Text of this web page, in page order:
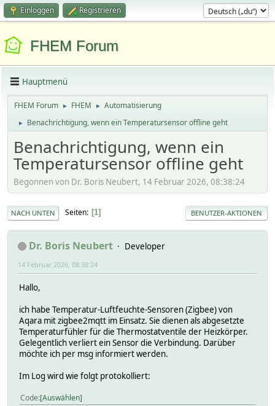
Einloggen Registrieren
FHEM Forum
Hauptmenü
FHEM Forum ► FHEM ► Automatisierung
► Benachrichtigung, wenn ein Temperatursensor offline geht
Benachrichtigung, wenn ein
Temperatursensor offline geht
Begonnen von Dr. Boris Neubert, 14 Februar 2026, 08:38:24
NACH UNTEN Seiten 1 BENUTZER-AKTIONEN
Dr. Boris Neubert Developer
14 Februar 2026, 08:38:24
Hallo,
ich habe Temperatur-Luftfeuchte-Sensoren (Zigbee) von
Aqara mit zigbee2mqtt im Einsatz. Sie dienen als abgesetzte
Temperaturfühler für die Thermostatventile der Heizkörper.
Gelegentlich verliert ein Sensor die Verbindung. Darüber
möchte ich per msg informiert werden.
Im Log wird wie folgt protokolliert:
Code Auswählen